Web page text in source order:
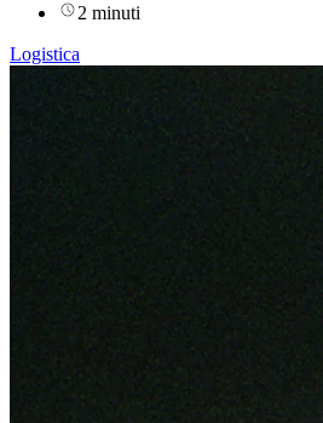
2 minuti
Logistica